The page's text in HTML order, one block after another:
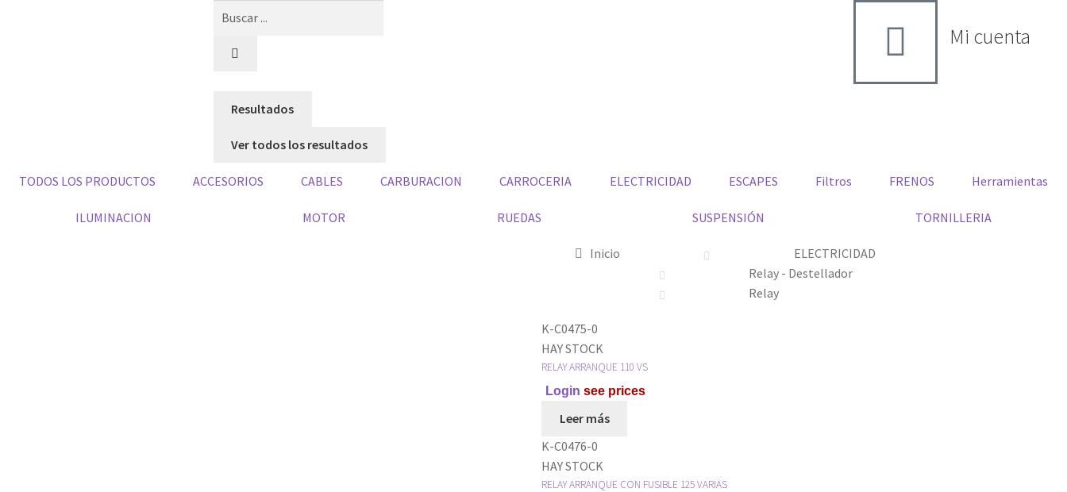
Resultados
Ver todos los resultados
Mi cuenta
TODOS LOS PRODUCTOS ACCESORIOS CABLES CARBURACION CARROCERIA ELECTRICIDAD ESCAPES Filtros FRENOS Herramientas
ILUMINACION MOTOR RUEDAS SUSPENSIÓN TORNILLERIA
Inicio
ELECTRICIDAD
Relay - Destellador
Relay
K-C0475-0
HAY STOCK
RELAY ARRANQUE 110 VS
Login see prices
Leer más
K-C0476-0
HAY STOCK
RELAY ARRANQUE CON FUSIBLE 125 VARIAS